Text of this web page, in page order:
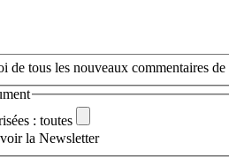
de tous les nouveaux commentaires
: toutes
la Newsletter